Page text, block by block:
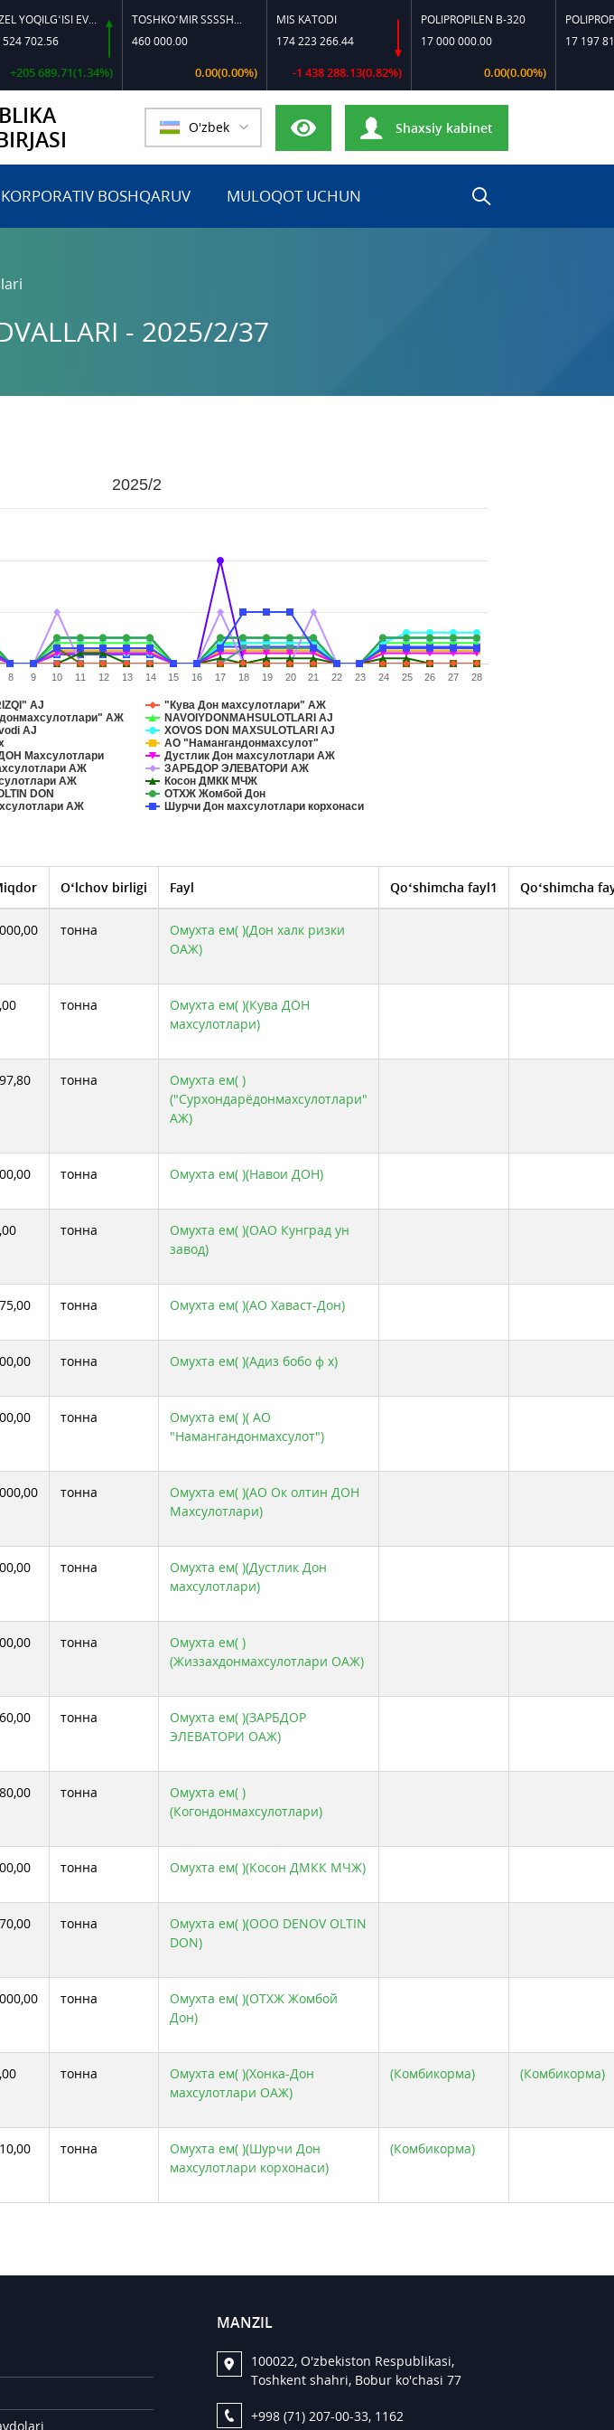
DIZEL YOQILG‘ISI EVRO-L II K-4 SSDF
TOSHKO‘MIR SSSSH-13
460 000.00
0.00(0.00%)
MIS KATODI
174 223 266.44
-1 438 288.13(0.82%)
POLIPROPILEN B-320
17 000 000.00
0.00(0.00%)
POLIPROPILEN
17 197 818.18
O'zbek Shaxsiy kabinet
KORPORATIV BOSHQARUV MULOQOT UCHUN
- 2025/2/37
2025/2
AJ
"Кува Дон махсулотлари" АЖ
АЖ
NAVOIYDONMAHSULOTLARI AJ
AJ
XOVOS DON MAXSULOTLARI AJ
АО "Намангандонмахсулот"
Махсулотлари
Дустлик Дон махсулотлари АЖ
АЖ
ЗАРБДОР ЭЛЕВАТОРИ АЖ
АЖ
Косон ДМКК МЧЖ
DON
ОТХЖ Жомбой Дон
АЖ
Шурчи Дон махсулотлари корхонаси
8 9 10 11 12 13 14 15 16 17 18 19 20 21 22 23 24 25 26 27 28
O‘lchov birligi Fayl Qo‘shimcha fayl1 Qo‘shimcha
тонна
Омухта ем( )(Дон халк ризки
ОАЖ)
тонна
Омухта ем( )(Кува ДОН
махсулотлари)
тонна
Омухта ем( )
("Сурхондарёдонмахсулотлари"
АЖ)
тонна Омухта ем( )(Навои ДОН)
тонна
Омухта ем( )(ОАО Кунград ун
завод)
тонна Омухта ем( )(АО Хаваст-Дон)
тонна Омухта ем( )(Адиз бобо ф х)
тонна
Омухта ем( )( АО
"Намангандонмахсулот")
тонна
Омухта ем( )(АО Ок олтин ДОН
Махсулотлари)
тонна
Омухта ем( )(Дустлик Дон
махсулотлари)
тонна
Омухта ем( )
(Жиззахдонмахсулотлари ОАЖ)
тонна
Омухта ем( )(ЗАРБДОР
ЭЛЕВАТОРИ ОАЖ)
тонна
Омухта ем( )
(Когондонмахсулотлари)
тонна Омухта ем( )(Косон ДМКК МЧЖ)
тонна
Омухта ем( )(ООО DENOV OLTIN
DON)
тонна
Омухта ем( )(ОТХЖ Жомбой
Дон)
тонна
Омухта ем( )(Хонка-Дон
махсулотлари ОАЖ)
(Комбикорма) (Комбикорма)
тонна
Омухта ем( )(Шурчи Дон
махсулотлари корхонаси)
(Комбикорма)
MANZIL
100022, O'zbekiston Respublikasi,
Toshkent shahri, Bobur ko'chasi 77
+998 (71) 207-00-33, 1162